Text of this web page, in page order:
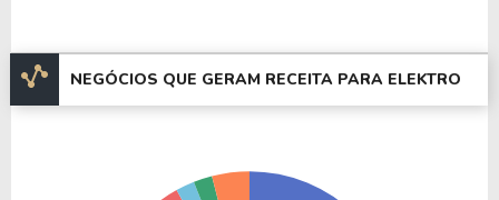
Entre 2020 e 2024, a Elektro se envolveu em
várias iniciativas de modernização, como a
NEGÓCIOS QUE GERAM RECEITA PARA ELEKTRO